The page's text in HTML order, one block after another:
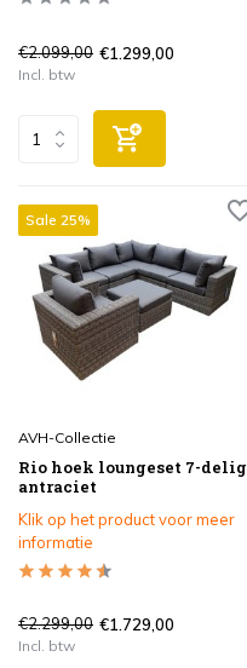
€2.099,00 €1.299,00
Incl. btw
Sale 25%
AVH-Collectie
Rio hoek loungeset 7-delig
antraciet
Klik op het product voor meer
informatie
€2.299,00 €1.729,00
Incl. btw